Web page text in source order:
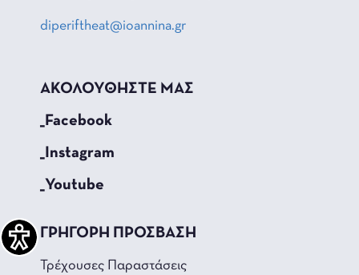
diperiftheat@ioannina.gr
ΑΚΟΛΟΥΘΗΣΤΕ ΜΑΣ
_Facebook
_Instagram
_Youtube
ΓΡΗΓΟΡΗ ΠΡΟΣΒΑΣΗ
Τρέχουσες Παραστάσεις